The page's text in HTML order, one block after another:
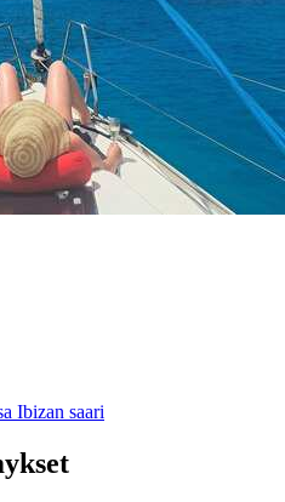
Ibizan saari